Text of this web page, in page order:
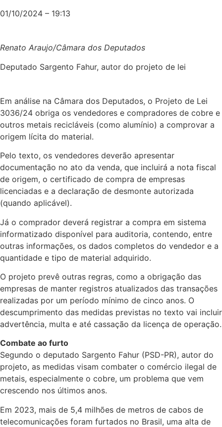
01/10/2024 – 19:13
Renato Araujo/Câmara dos Deputados
Deputado Sargento Fahur, autor do projeto de lei
Em análise na Câmara dos Deputados, o Projeto de Lei
3036/24 obriga os vendedores e compradores de cobre e
outros metais recicláveis (como alumínio) a comprovar a
origem lícita do material.
Pelo texto, os vendedores deverão apresentar
documentação no ato da venda, que incluirá a nota fiscal
de origem, o certificado de compra de empresas
licenciadas e a declaração de desmonte autorizada
(quando aplicável).
Já o comprador deverá registrar a compra em sistema
informatizado disponível para auditoria, contendo, entre
outras informações, os dados completos do vendedor e a
quantidade e tipo de material adquirido.
O projeto prevê outras regras, como a obrigação das
empresas de manter registros atualizados das transações
realizadas por um período mínimo de cinco anos. O
descumprimento das medidas previstas no texto vai incluir
advertência, multa e até cassação da licença de operação.
Combate ao furto
Segundo o deputado Sargento Fahur (PSD-PR), autor do
projeto, as medidas visam combater o comércio ilegal de
metais, especialmente o cobre, um problema que vem
crescendo nos últimos anos.
Em 2023, mais de 5,4 milhões de metros de cabos de
telecomunicações foram furtados no Brasil, uma alta de